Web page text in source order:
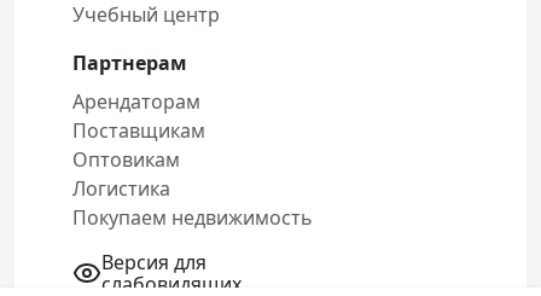
Учебный центр
Партнерам
Арендаторам
Поставщикам
Оптовикам
Логистика
Покупаем недвижимость
Версия для
слабовидящих